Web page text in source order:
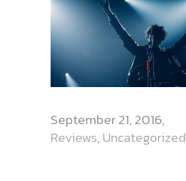
September 21, 2016
Reviews, Uncategorized